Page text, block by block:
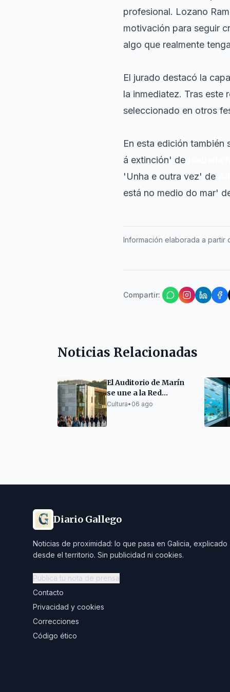
profesional. Lozano
motivación para seguir
algo que realmente
El jurado destacó la
la inmediatez. Tras este
seleccionado en otros
En esta edición
á extinción' de
'Unha e outra vez' de
está no medio do mar'
Información elaborada a partir
Compartir:
Noticias Relacionadas
El Auditorio de Marín
se une a la Red
Gallega de Teatros y
Cultura• 06 ago
Diario Gallego
Noticias de proximidad: lo que pasa en Galicia, explicado
desde el territorio. Sin publicidad ni cookies.
Publica tu nota de prensa
Contacto
Privacidad y cookies
Correcciones
Código ético